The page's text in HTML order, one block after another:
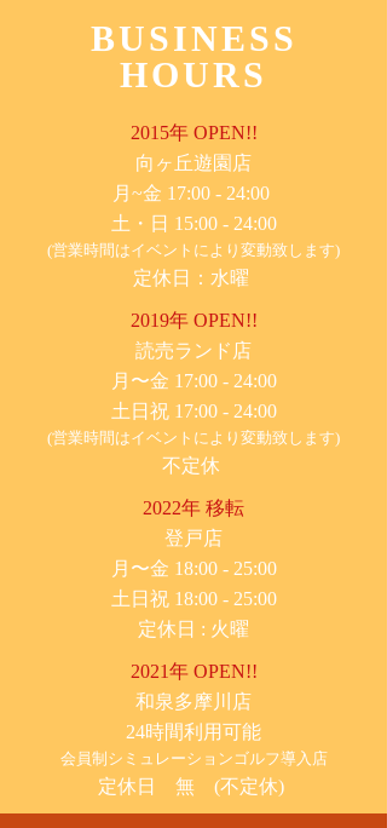
BUSINESS
HOURS
2015年 OPEN!!
​向ヶ丘遊園店
月~金 17:00 - 24:00
土・日 15:00 - 24:00
(営業時間はイベントにより変動致します)
定休日：水曜
2019年 OPEN!!
​読売ランド店
月〜金 17:00 - 24:00
土日祝 17:00 - 24:00
(営業時間はイベントにより変動致します)
不定休
2022年 移転
​登戸店
月〜金 18:00 - 25:00
土日祝 18:00 - 25:00
​定休日 : 火曜
2021年 OPEN!!
​和泉多摩川店
24時間利用可能
​会員制シミュレーションゴルフ導入店
定休日 無 (不定休)